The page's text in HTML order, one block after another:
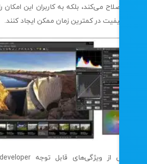
می‌کند، بلکه به کاربران این امکان را
در کمترین زمان ممکن ایجاد کنند.